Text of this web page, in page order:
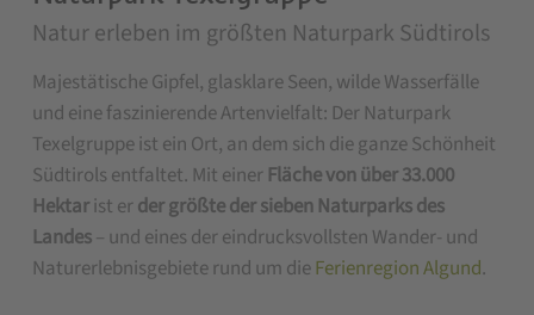
Natur erleben im größten Naturpark Südtirols
Majestätische Gipfel, glasklare Seen, wilde Wasserfälle
und eine faszinierende Artenvielfalt: Der Naturpark
Texelgruppe ist ein Ort, an dem sich die ganze Schönheit
Südtirols entfaltet. Mit einer Fläche von über 33.000
Hektarist er der größte der sieben Naturparks des
Landes– und eines der eindrucksvollsten Wander- und
Naturerlebnisgebiete rund um dieFerienregion Algund.